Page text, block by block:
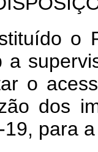
o
a
o
dos
para